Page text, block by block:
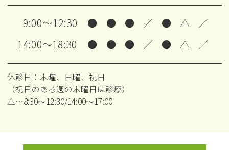
9:00～12:30 ● ● ● ／ ● △
／
14:00～18:30
● ● ● ／ ● △ ／
休診日：木曜、日曜、祝日
（祝日のある週の木曜日は診療）
△…8:30～12:30/14:00～17:00